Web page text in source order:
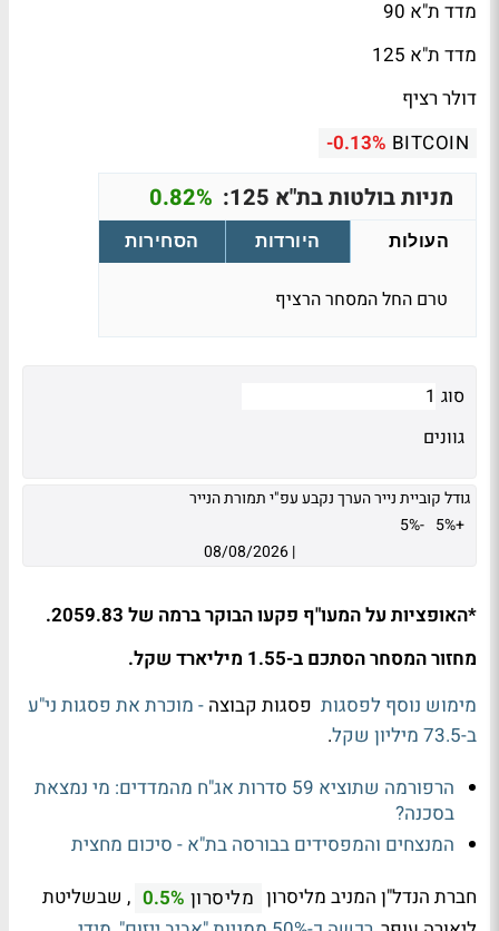
מדד ת"א 90
מדד ת"א 125
דולר רציף
BITCOIN
-0.13%
מניות בולטות בת"א 125: 0.82%
העולות היורדות הסחירות
טרם החל המסחר הרציף
סוג
גוונים
גודל קוביית נייר הערך נקבע עפ"י תמורת הנייר
+5%
-5%
|
08/08/2026
*האופציות על המעו"ף פקעו הבוקר ברמה של 2059.83.
מחזור המסחר הסתכם ב-1.55 מיליארד שקל.
מימוש נוסף לפסגות פסגות קבוצה - מוכרת את פסגות ני"ע
ב-73.5 מיליון שקל
.
הרפורמה שתוציא 59 סדרות אג"ח מהמדדים: מי נמצאת
בסכנה?
המנצחים והמפסידים בבורסה בת"א - סיכום מחצית
חברת הנדל"ן המניב מליסרון מליסרון 0.5% , שבשליטת